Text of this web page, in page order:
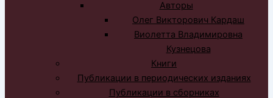
Авторы
Олег Викторович Кардаш
Виолетта Владимировна
Кузнецова
Книги
Публикации в периодических изданиях
Публикации в сборниках